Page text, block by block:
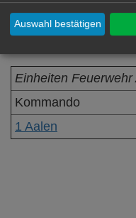
Besondere
Einheiten Feuerwehr
Kommando
1 Aalen
Auswahl bestätigen